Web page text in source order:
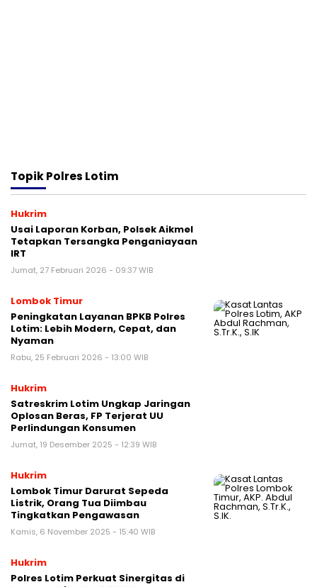
TopikPolres Lotim
Hukrim
Usai Laporan Korban, Polsek Aikmel
Tetapkan Tersangka Penganiayaan
IRT
Jumat, 27 Februari 2026 - 09:37 WIB
Lombok Timur
Peningkatan Layanan BPKB Polres
Lotim: Lebih Modern, Cepat, dan
Nyaman
Rabu, 25 Februari 2026 - 13:00 WIB
Hukrim
Satreskrim Lotim Ungkap Jaringan
Oplosan Beras, FP Terjerat UU
Perlindungan Konsumen
Jumat, 19 Desember 2025 - 12:39 WIB
Hukrim
Lombok Timur Darurat Sepeda
Listrik, Orang Tua Diimbau
Tingkatkan Pengawasan
Kamis, 6 November 2025 - 15:40 WIB
Hukrim
Polres Lotim Perkuat Sinergitas di